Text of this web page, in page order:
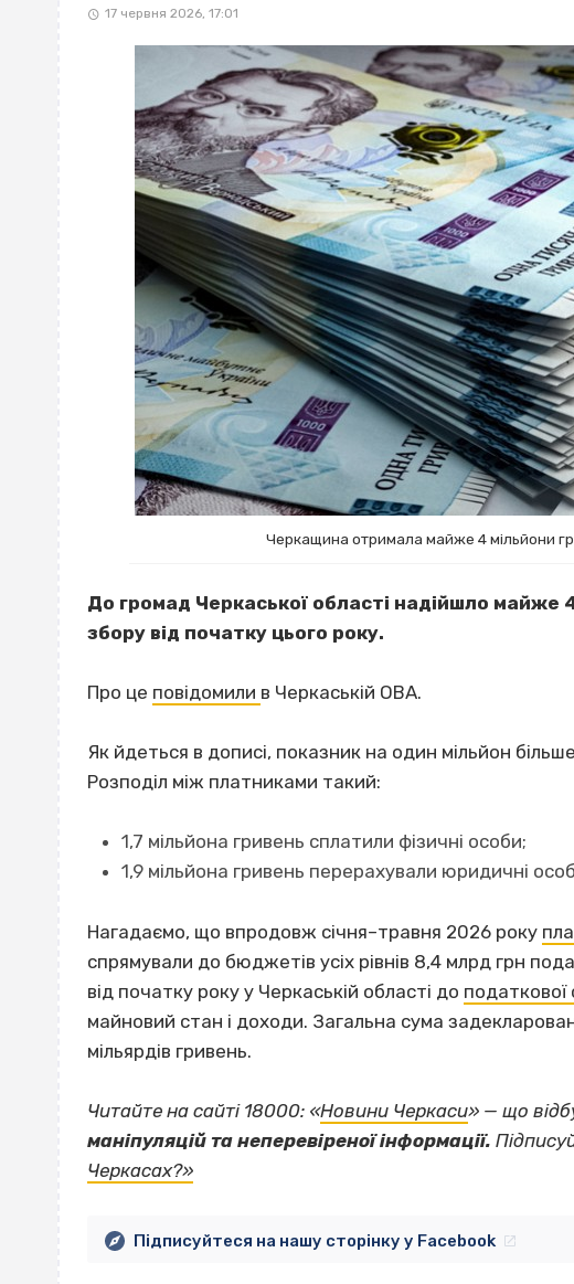
17 червня 2026, 17:01
Черкащина отримала майже 4 мільйони
До громад Черкаської області надійшло майже
збору від початку цього року.
Про це повідомили в Черкаській ОВА.
Як йдеться в дописі, показник на один мільйон
Розподіл між платниками такий:
1,7 мільйона гривень сплатили фізичні особи;
1,9 мільйона гривень перерахували юридичні
Нагадаємо, що впродовж січня–травня 2026 року
спрямували до бюджетів усіх рівнів 8,4 млрд грн
від початку року у Черкаській області до
майновий стан і доходи. Загальна сума
мільярдів гривень.
Читайте на сайті 18000: «Новини Черкаси» — що
маніпуляцій та неперевіреної інформації.
Черкасах?»
Підписуйтеся на нашу сторінку у Facebook